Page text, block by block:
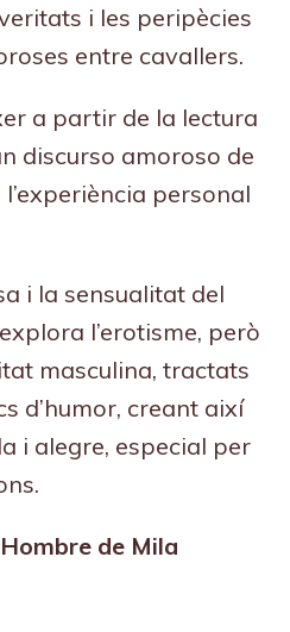
i les peripècies
entre cavallers.
a partir de la lectura
discurso amoroso de
personal
i la sensualitat del
l’erotisme, però
masculina, tractats
d’humor, creant així
i alegre, especial per
de Mila